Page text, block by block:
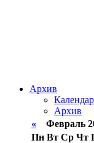
Архив
Архив
« Февраль
Пн Вт Ср Чт